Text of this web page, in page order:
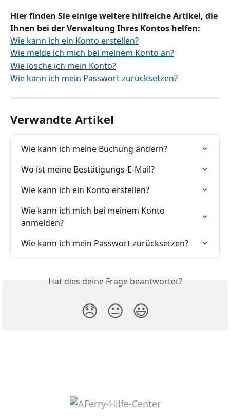
Hier finden Sie einige weitere hilfreiche Artikel, die
Ihnen bei der Verwaltung Ihres Kontos helfen:
Wie kann ich ein Konto erstellen?
Wie melde ich mich bei meinem Konto an?
Wie lösche ich mein Konto?
Wie kann ich mein Passwort zurücksetzen?
Verwandte Artikel
Wie kann ich meine Buchung ändern?
Wo ist meine Bestätigungs-E-Mail?
Wie kann ich ein Konto erstellen?
Wie kann ich mich bei meinem Konto
anmelden?
Wie kann ich mein Passwort zurücksetzen?
Hat dies deine Frage beantwortet?
😞 😐 😃